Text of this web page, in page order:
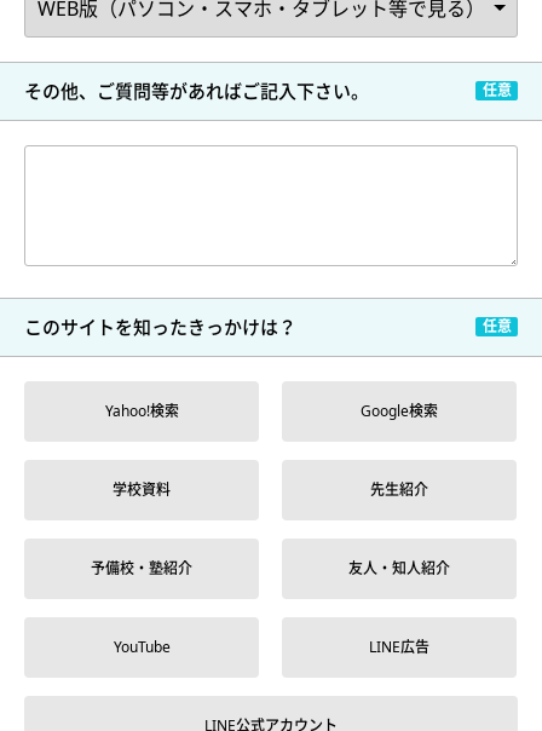
その他、ご質問等があればご記入下さい。
このサイトを知ったきっかけは？
Yahoo!検索 Google検索
学校資料 先生紹介
予備校・塾紹介 友人・知人紹介
YouTube LINE広告
LINE公式アカウント